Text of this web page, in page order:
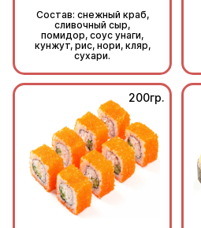
Состав: снежный краб,
сливочный сыр,
помидор, соус унаги,
кунжут, рис, нори, кляр,
сухари.
200гр.